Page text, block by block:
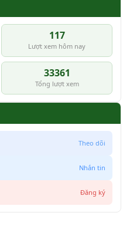
117
Lượt xem hôm nay
33361
Tổng lượt xem
Theo dõi
Nhắn tin
Đăng ký